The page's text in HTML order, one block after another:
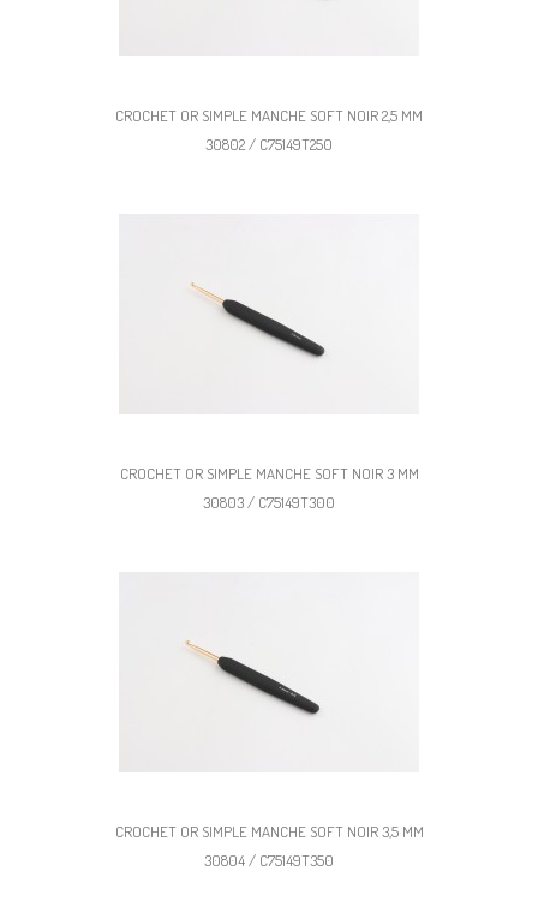
CROCHET OR SIMPLE MANCHE SOFT NOIR 2,5 MM
30802 / C75149T250
CROCHET OR SIMPLE MANCHE SOFT NOIR 3 MM
30803 / C75149T300
CROCHET OR SIMPLE MANCHE SOFT NOIR 3,5 MM
30804 / C75149T350